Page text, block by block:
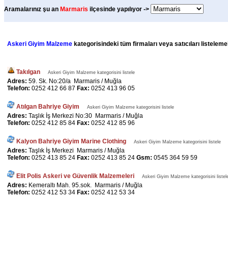
Aramalarınız şu an Marmaris ilçesinde yapılıyor ->
Askeri Giyim Malzeme kategorisindeki tüm firmaları veya satıcıları
Takılgan Askeri Giyim Malzeme kategorisini listele
Adres: 59. Sk. No:20/a Marmaris / Muğla
Telefon: 0252 412 66 87 Fax: 0252 413 96 05
Atılgan Bahriye Giyim Askeri Giyim Malzeme kategorisini listele
Adres: Taşlık İş Merkezi No:30 Marmaris / Muğla
Telefon: 0252 412 85 84 Fax: 0252 412 85 96
Kalyon Bahriye Giyim Marine Clothing Askeri Giyim Malzeme kategorisini listele
Adres: Taşlık İş Merkezi Marmaris / Muğla
Telefon: 0252 413 85 24 Fax: 0252 413 85 24 Gsm: 0545 364 59 59
Elit Polis Askeri ve Güvenlik Malzemeleri Askeri Giyim Malzeme kategorisini
Adres: Kemeraltı Mah. 95.sok. Marmaris / Muğla
Telefon: 0252 412 53 34 Fax: 0252 412 53 34